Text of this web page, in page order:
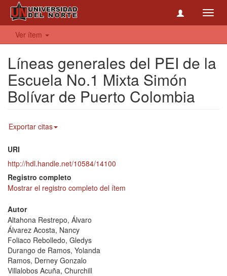
Ver ítem
Líneas generales del PEI de la
Escuela No.1 Mixta Simón
Bolívar de Puerto Colombia
Exportar citas
URI
http://hdl.handle.net/10584/14100
Registro completo
Mostrar el registro completo del ítem
Autor
Altahona Restrepo, Álvaro
Álvarez Acosta, Nancy
Foliaco Rebolledo, Gledys
Durango de Ramos, Yolanda
Ramos, Derney Gonzalo
Villalobos Acuña, Churchill